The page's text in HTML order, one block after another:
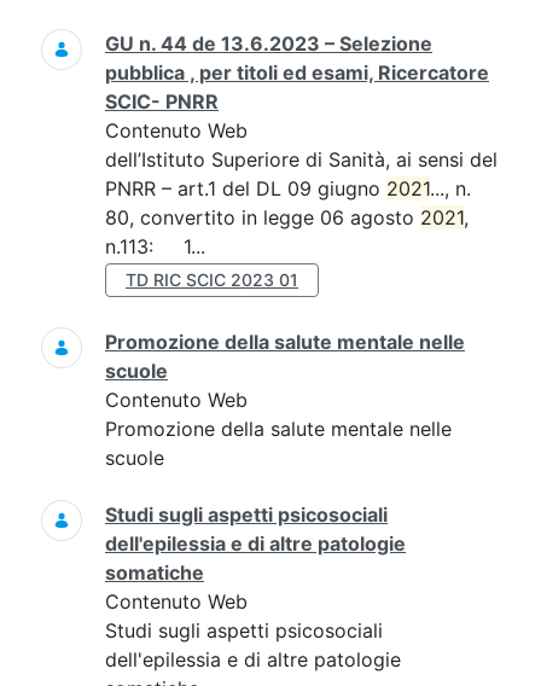
GU n. 44 de 13.6.2023 – Selezione
pubblica , per titoli ed esami, Ricercatore
SCIC- PNRR
Contenuto Web
dell’Istituto Superiore di Sanità, ai sensi del
PNRR – art.1 del DL 09 giugno 2021..., n.
80, convertito in legge 06 agosto 2021,
n.113: 1...
TD RIC SCIC 2023 01
Promozione della salute mentale nelle
scuole
Contenuto Web
Promozione della salute mentale nelle
scuole
Studi sugli aspetti psicosociali
dell'epilessia e di altre patologie
somatiche
Contenuto Web
Studi sugli aspetti psicosociali
dell'epilessia e di altre patologie